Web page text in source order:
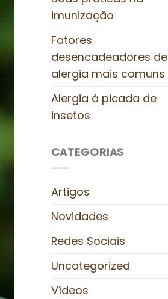
imunização
Fatores
desencadeadores de
alergia mais comuns
Alergia à picada de
insetos
CATEGORIAS
Artigos
Novidades
Redes Sociais
Uncategorized
Vídeos